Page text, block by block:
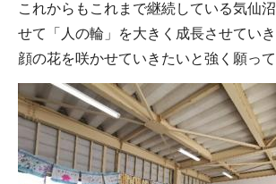
これからもこれまで継続している気仙
せて「人の輪」を大きく成長させてい
顔の花を咲かせていきたいと強く願って